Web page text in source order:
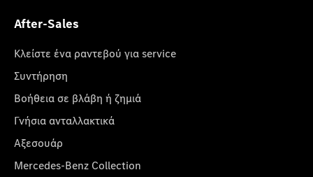
After-Sales
Κλείστε ένα ραντεβού για service
Συντήρηση
Βοήθεια σε βλάβη ή ζημιά
Γνήσια ανταλλακτικά
Αξεσουάρ
Mercedes-Benz Collection